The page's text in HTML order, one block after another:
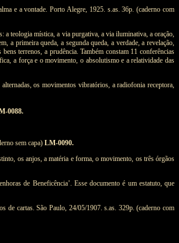
e a vontade. Porto Alegre, 1925. s.as. 36p. (caderno com
a teologia mística, a via purgativa, a via iluminativa, a oração,
a primeira queda, a segunda queda, a verdade, a revelação,
terrenos, a prudência. Também constam 11 conferências
a força e o movimento, o absolutismo e a relatividade das
os movimentos vibratórios, a radiofonia receptora,
0088.
sem capa) LM-0090.
os anjos, a matéria e forma, o movimento, os três órgãos
de Beneficência’. Esse documento é um estatuto, que
de cartas. São Paulo, 24/05/1907. s.as. 329p. (caderno com